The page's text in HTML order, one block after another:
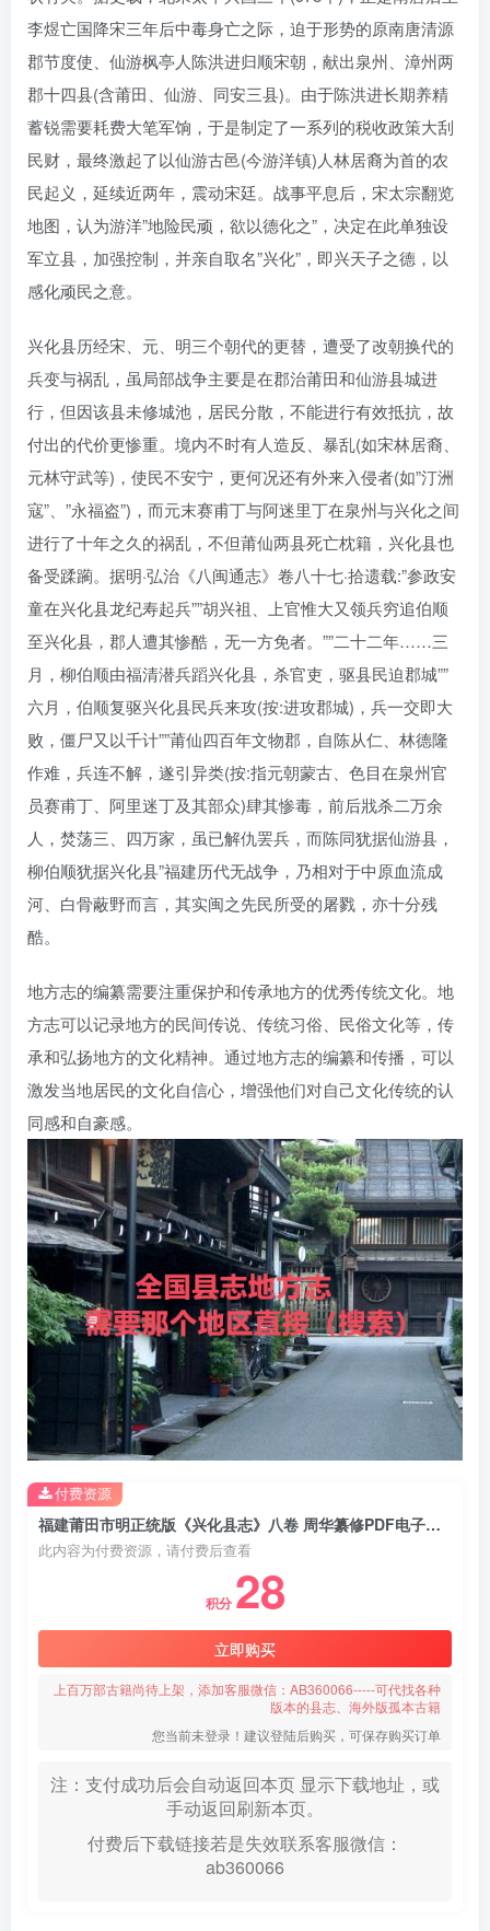
李煜亡国降宋三年后中毒身亡之际，迫于形势的原南唐清源
郡节度使、仙游枫亭人陈洪进归顺宋朝，献出泉州、漳州两
郡十四县(含莆田、仙游、同安三县)。由于陈洪进长期养精
蓄锐需要耗费大笔军饷，于是制定了一系列的税收政策大刮
民财，最终激起了以仙游古邑(今游洋镇)人林居裔为首的农
民起义，延续近两年，震动宋廷。战事平息后，宋太宗翻览
地图，认为游洋”地险民顽，欲以德化之”，决定在此单独设
军立县，加强控制，并亲自取名”兴化”，即兴天子之德，以
感化顽民之意。
兴化县历经宋、元、明三个朝代的更替，遭受了改朝换代的
兵变与祸乱，虽局部战争主要是在郡治莆田和仙游县城进
行，但因该县未修城池，居民分散，不能进行有效抵抗，故
付出的代价更惨重。境内不时有人造反、暴乱(如宋林居裔、
元林守武等)，使民不安宁，更何况还有外来入侵者(如”汀洲
寇”、”永福盗”)，而元末赛甫丁与阿迷里丁在泉州与兴化之间
进行了十年之久的祸乱，不但莆仙两县死亡枕籍，兴化县也
备受蹂躏。据明·弘治《八闽通志》卷八十七·拾遗载:”参政安
童在兴化县龙纪寿起兵””胡兴祖、上官惟大又领兵穷追伯顺
至兴化县，郡人遭其惨酷，无一方免者。””二十二年……三
月，柳伯顺由福清潜兵蹈兴化县，杀官吏，驱县民迫郡城””
六月，伯顺复驱兴化县民兵来攻(按:进攻郡城)，兵一交即大
败，僵尸又以千计””莆仙四百年文物郡，自陈从仁、林德隆
作难，兵连不解，遂引异类(按:指元朝蒙古、色目在泉州官
员赛甫丁、阿里迷丁及其部众)肆其惨毒，前后戕杀二万余
人，焚荡三、四万家，虽已解仇罢兵，而陈同犹据仙游县，
柳伯顺犹据兴化县”福建历代无战争，乃相对于中原血流成
河、白骨蔽野而言，其实闽之先民所受的屠戮，亦十分残
酷。
地方志的编纂需要注重保护和传承地方的优秀传统文化。地
方志可以记录地方的民间传说、传统习俗、民俗文化等，传
承和弘扬地方的文化精神。通过地方志的编纂和传播，可以
激发当地居民的文化自信心，增强他们对自己文化传统的认
同感和自豪感。
福建莆田市明正统版《兴化县志》八卷 周华纂修PDF电子版地方志下载
此内容为付费资源，请付费后查看
积分 28
立即购买
上百万部古籍尚待上架，添加客服微信：AB360066-----可代找各种
版本的县志、海外版孤本古籍
您当前未登录！建议登陆后购买，可保存购买订单
注：支付成功后会自动返回本页 显示下载地址，或
手动返回刷新本页。
付费后下载链接若是失效联系客服微信：
ab360066
付费资源